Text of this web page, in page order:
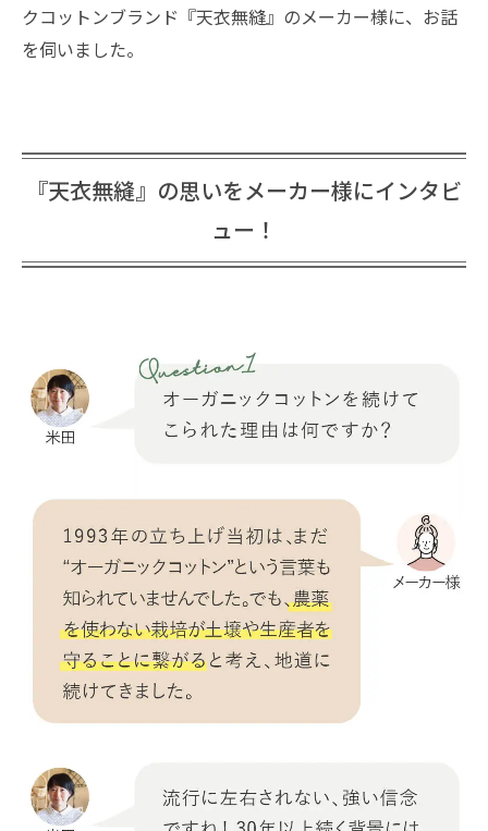
クコットンブランド『天衣無縫』のメーカー様に、お話
を伺いました。
『天衣無縫』の思いをメーカー様にインタビ
ュー！